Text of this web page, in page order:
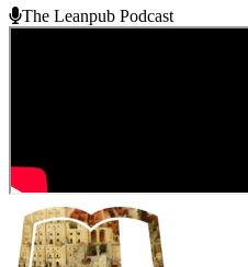
The Leanpub Podcast